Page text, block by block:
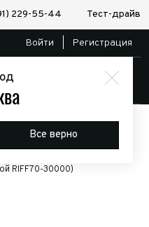
229-55-44 Тест-драйв
Все верно
Войти Регистрация
оборудование
Силовые
силовой передний/защита
c защитой радиатора
RIFF70-30000)